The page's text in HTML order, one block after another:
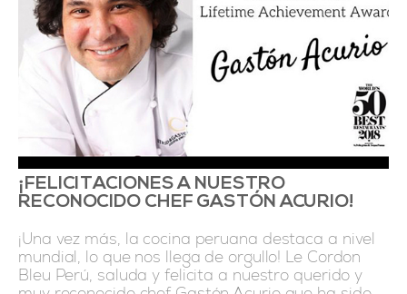
¡FELICITACIONES A NUESTRO
RECONOCIDO CHEF GASTÓN ACURIO!
¡Una vez más, la cocina peruana destaca a nivel
mundial, lo que nos llega de orgullo! Le Cordon
Bleu Perú, saluda y felicita a nuestro querido y